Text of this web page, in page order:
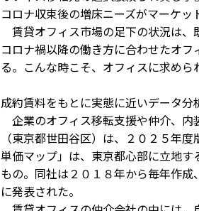
コロナ収束後の増床ニーズがマーケッ
賃貸オフィス市場の足下の状況は、
コロナ禍以降の働き方に合わせたオ
る。こんな時こそ、オフィスに求めら
成約賃料をもとに実態に近いデータ分
企業のオフィス移転支援や仲介、内
（東京都世田谷区）は、２０２５年
単価マップ」は、東京都心部に立地
もの。同社は２０１８年から毎年作
に発表された。